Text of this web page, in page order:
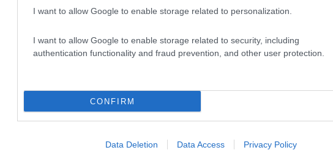
I want to allow Google to enable storage related to personalization.
I want to allow Google to enable storage related to security, including
authentication functionality and fraud prevention, and other user protection.
CONFIRM
Data Deletion Data Access Privacy Policy
Amire többmillióan vártunk:
szombattól másodfokúra
csökken a riasztás
Kecskeméten is szakirányú
továbbképzésekkel erősít a Gál
Ferenc Egyetem